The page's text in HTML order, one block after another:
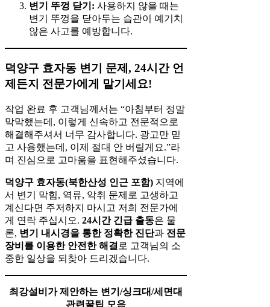
변기 뚜껑 닫기: 사용하지 않을 때는
변기 뚜껑을 닫아두는 습관이 예기치
않은 사고를 예방합니다.
덕양구 효자동 변기 문제, 24시간 언
제든지 전문가에게 맡기세요!
작업 완료 후 고객님께서는 “아침부터 정말
막막했는데, 이렇게 신속하고 전문적으로
해결해주셔서 너무 감사합니다. 광고만 믿
고 사용했는데, 이제 절대 안 버릴게요.”라
며 진심으로 고마움을 표현해주셨습니다.
덕양구 효자동(북한산성 인근 포함) 지역에
서 변기 막힘, 역류, 악취 문제로 고생하고
계신다면 주저하지 마시고 저희 전문가에
게 연락 주십시오. 24시간 긴급 출동은 물
론, 변기 내시경을 통한 정확한 진단과 전문
장비를 이용한 안전한 해결 로 고객님의 소
중한 일상을 되찾아 드리겠습니다.
최강설비가 제안하는 변기/싱크대/세면대
관련꿀팁 모음